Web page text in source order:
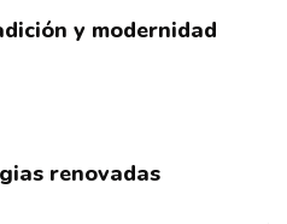
y modernidad
renovadas